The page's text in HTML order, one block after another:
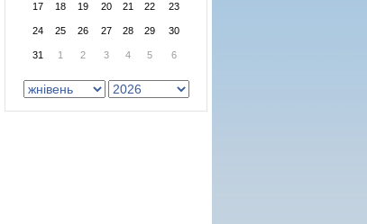
17 18 19 20 21 22 23
24 25 26 27 28 29 30
31 1 2 3 4 5 6